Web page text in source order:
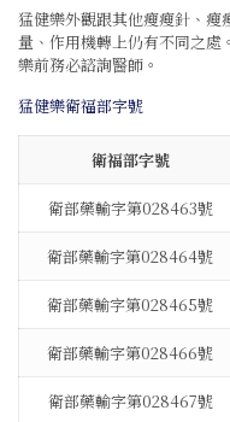
猛健樂外觀跟其他瘦瘦針、瘦
量、作用機轉上仍有不同之
樂前務必諮詢醫師。
猛健樂衛福部字號
衛福部字號
衛部藥輸字第028463號
衛部藥輸字第028464號
衛部藥輸字第028465號
衛部藥輸字第028466號
衛部藥輸字第028467號